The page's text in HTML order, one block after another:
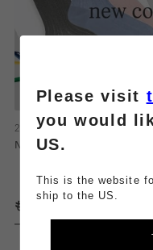
2026.07.27
New color →→→
もっとみる
Please visit
you would
US.
This is the website
ship to the US.